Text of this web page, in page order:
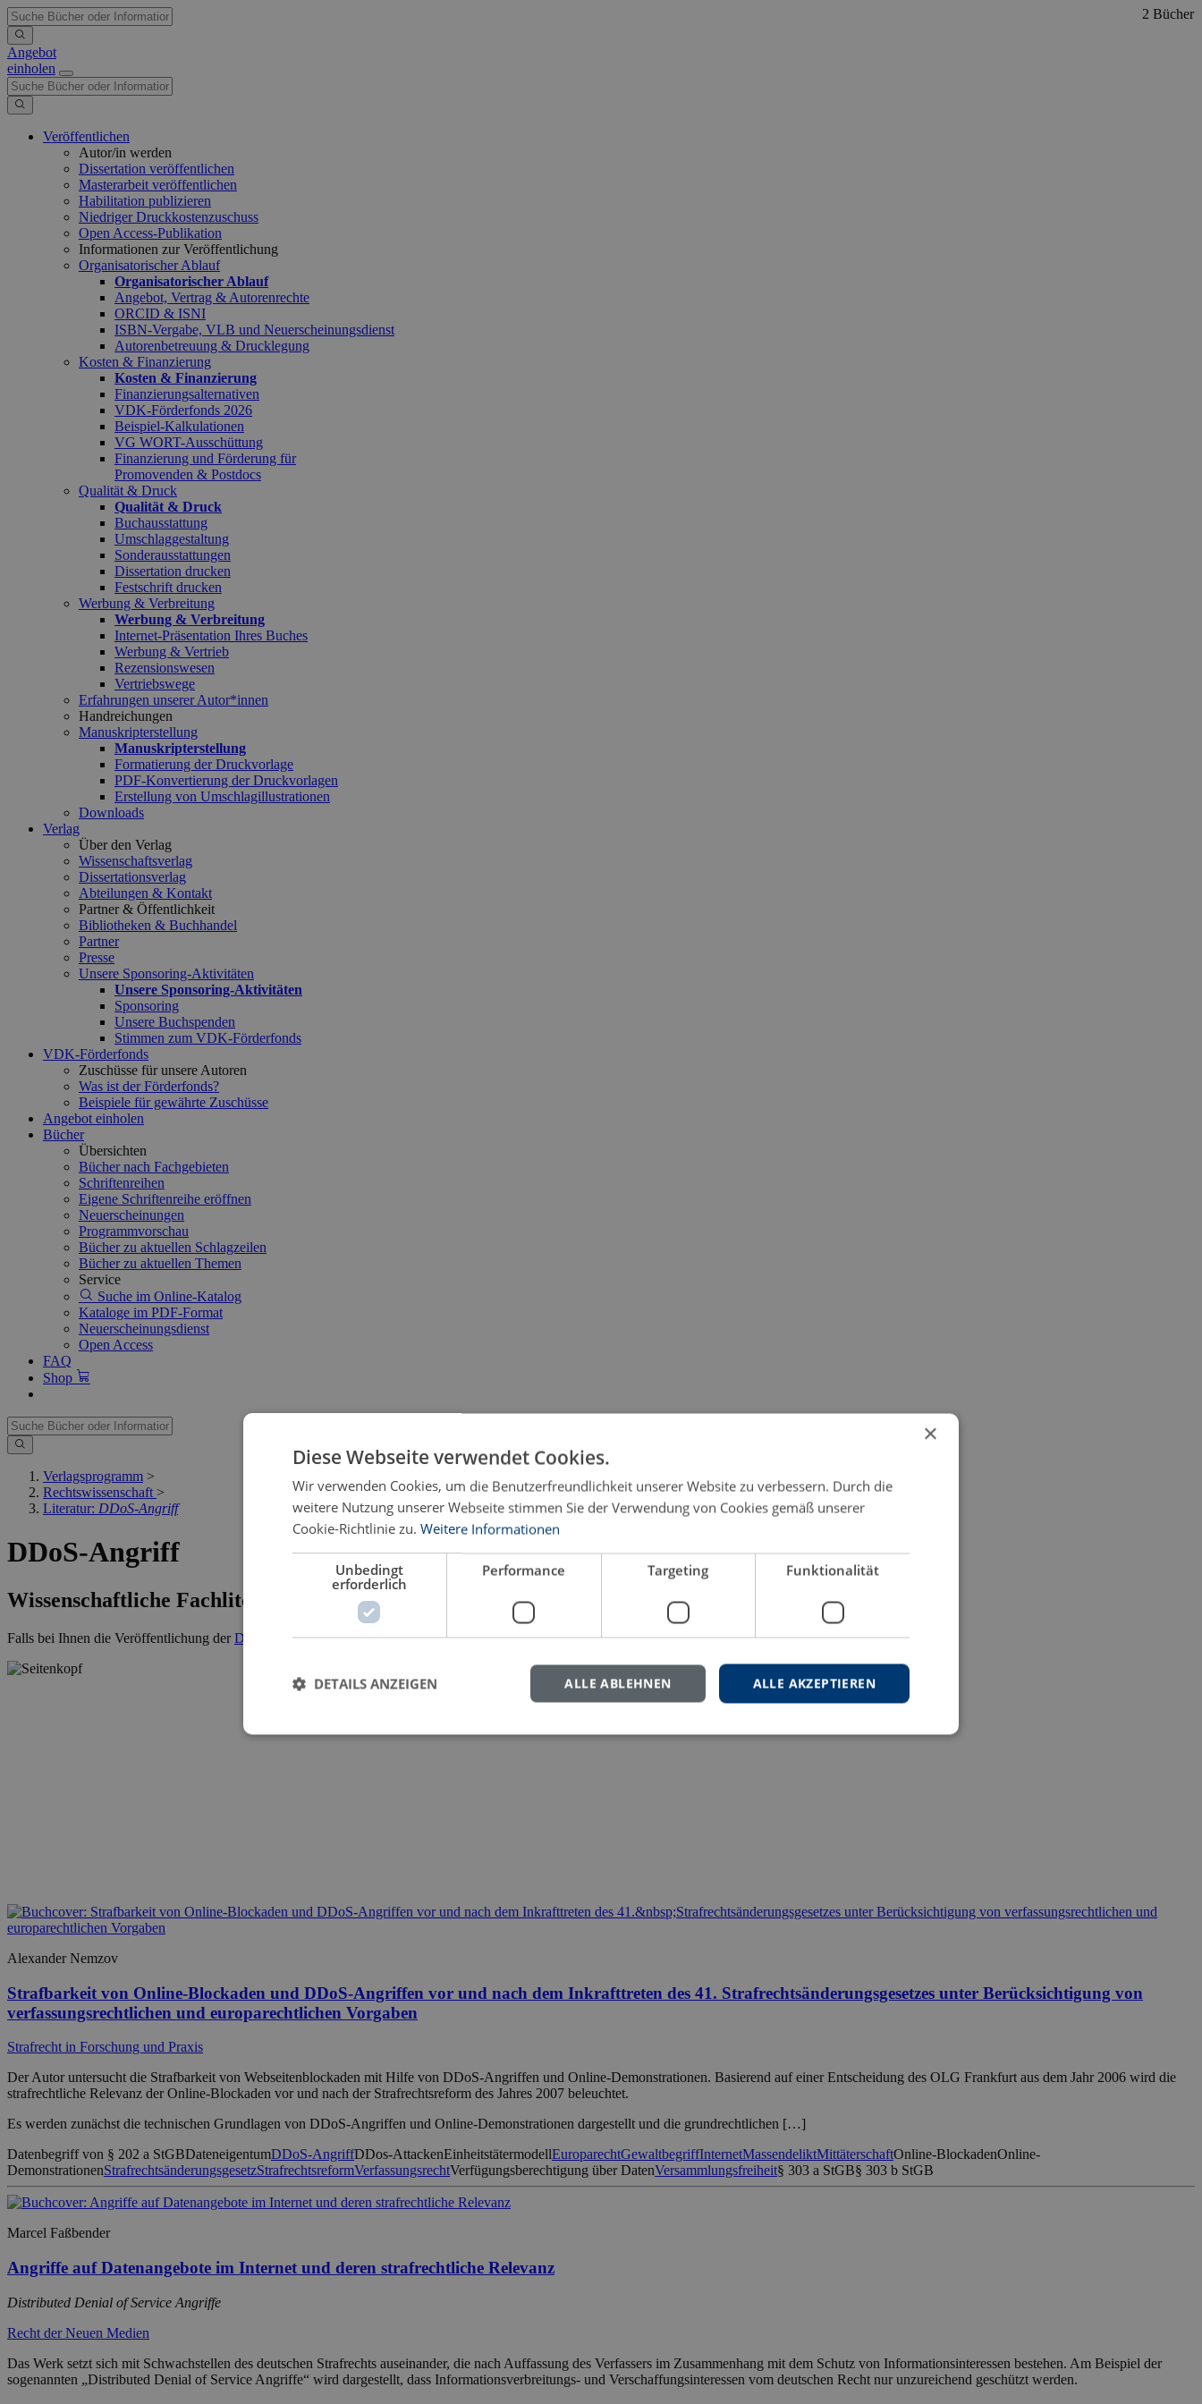
Angebot
einholen
Veröffentlichen
Autor/in werden
Dissertation veröffentlichen
Masterarbeit veröffentlichen
Habilitation publizieren
Niedriger Druckkostenzuschuss
Open Access-Publikation
Informationen zur Veröffentlichung
Organisatorischer Ablauf
Organisatorischer Ablauf
Angebot, Vertrag & Autorenrechte
ORCID & ISNI
ISBN-Vergabe, VLB und Neuerscheinungsdienst
Autorenbetreuung & Drucklegung
Kosten & Finanzierung
Kosten & Finanzierung
Finanzierungsalternativen
VDK-Förderfonds 2026
Beispiel-Kalkulationen
VG WORT-Ausschüttung
Finanzierung und Förderung für
Promovenden & Postdocs
Qualität & Druck
Qualität & Druck
Buchausstattung
Umschlaggestaltung
Sonderausstattungen
Dissertation drucken
Festschrift drucken
Werbung & Verbreitung
Werbung & Verbreitung
Internet-Präsentation Ihres Buches
Werbung & Vertrieb
Rezensionswesen
Vertriebswege
Erfahrungen unserer Autor*innen
Handreichungen
Manuskripterstellung
Manuskripterstellung
Formatierung der Druckvorlage
PDF-Konvertierung der Druckvorlagen
Erstellung von Umschlagillustrationen
Downloads
Verlag
Über den Verlag
Wissenschaftsverlag
Dissertationsverlag
Abteilungen & Kontakt
Partner & Öffentlichkeit
Bibliotheken & Buchhandel
Partner
Presse
Unsere Sponsoring-Aktivitäten
Unsere Sponsoring-Aktivitäten
Sponsoring
Unsere Buchspenden
Stimmen zum VDK-Förderfonds
VDK-Förderfonds
Zuschüsse für unsere Autoren
Was ist der Förderfonds?
Beispiele für gewährte Zuschüsse
Angebot einholen
Bücher
Übersichten
Bücher nach Fachgebieten
Schriftenreihen
Eigene Schriftenreihe eröffnen
Neuerscheinungen
Programmvorschau
Bücher zu aktuellen Schlagzeilen
Bücher zu aktuellen Themen
Service
Suche im Online-Katalog
Kataloge im PDF-Format
Neuerscheinungsdienst
Open Access
FAQ
Shop
Verlagsprogramm >
Rechtswissenschaft >
Literatur: DDoS-Angriff
2 Bücher
DDoS-Angriff
Wissenschaftliche Fachliteratur
Falls bei Ihnen die Veröffentlichung derDissertationansteht, kontaktieren Sie uns gern.
Alexander Nemzov
Strafbarkeit von Online-Blockaden und DDoS-Angriffen vor und nach dem Inkrafttreten des 41. Strafrechtsänderungsgesetzes unter Berücksichtigung von
verfassungsrechtlichen und europarechtlichen Vorgaben
Strafrecht in Forschung und Praxis
Der Autor untersucht die Strafbarkeit von Webseitenblockaden mit Hilfe von DDoS-Angriffen und Online-Demonstrationen. Basierend auf einer Entscheidung des OLG Frankfurt aus dem Jahr 2006 wird die
strafrechtliche Relevanz der Online-Blockaden vor und nach der Strafrechtsreform des Jahres 2007 beleuchtet.
Es werden zunächst die technischen Grundlagen von DDoS-Angriffen und Online-Demonstrationen dargestellt und die grundrechtlichen […]
Datenbegriff von § 202 a StGBDateneigentumDDoS-AngriffDDos-AttackenEinheitstätermodellEuroparechtGewaltbegriffInternetMassendeliktMittäterschaftOnline-BlockadenOnline-
DemonstrationenStrafrechtsänderungsgesetzStrafrechtsreformVerfassungsrechtVerfügungsberechtigung über DatenVersammlungsfreiheit§ 303 a StGB§ 303 b StGB
Marcel Faßbender
Angriffe auf Datenangebote im Internet und deren strafrechtliche Relevanz
Distributed Denial of Service Angriffe
Recht der Neuen Medien
Das Werk setzt sich mit Schwachstellen des deutschen Strafrechts auseinander, die nach Auffassung des Verfassers im Zusammenhang mit dem Schutz von Informationsinteressen bestehen. Am Beispiel der
sogenannten „Distributed Denial of Service Angriffe“ wird dargestellt, dass Informationsverbreitungs- und Verschaffungsinteressen vom deutschen Recht nur unzureichend geschützt werden.
×
Diese Webseite verwendet Cookies.
Wir verwenden Cookies, um die Benutzerfreundlichkeit unserer Website zu verbessern. Durch die
weitere Nutzung unserer Webseite stimmen Sie der Verwendung von Cookies gemäß unserer
Cookie-Richtlinie zu. Weitere Informationen
Unbedingt
erforderlich
Performance Targeting Funktionalität
ALLE AKZEPTIEREN
ALLE ABLEHNEN
DETAILS ANZEIGEN